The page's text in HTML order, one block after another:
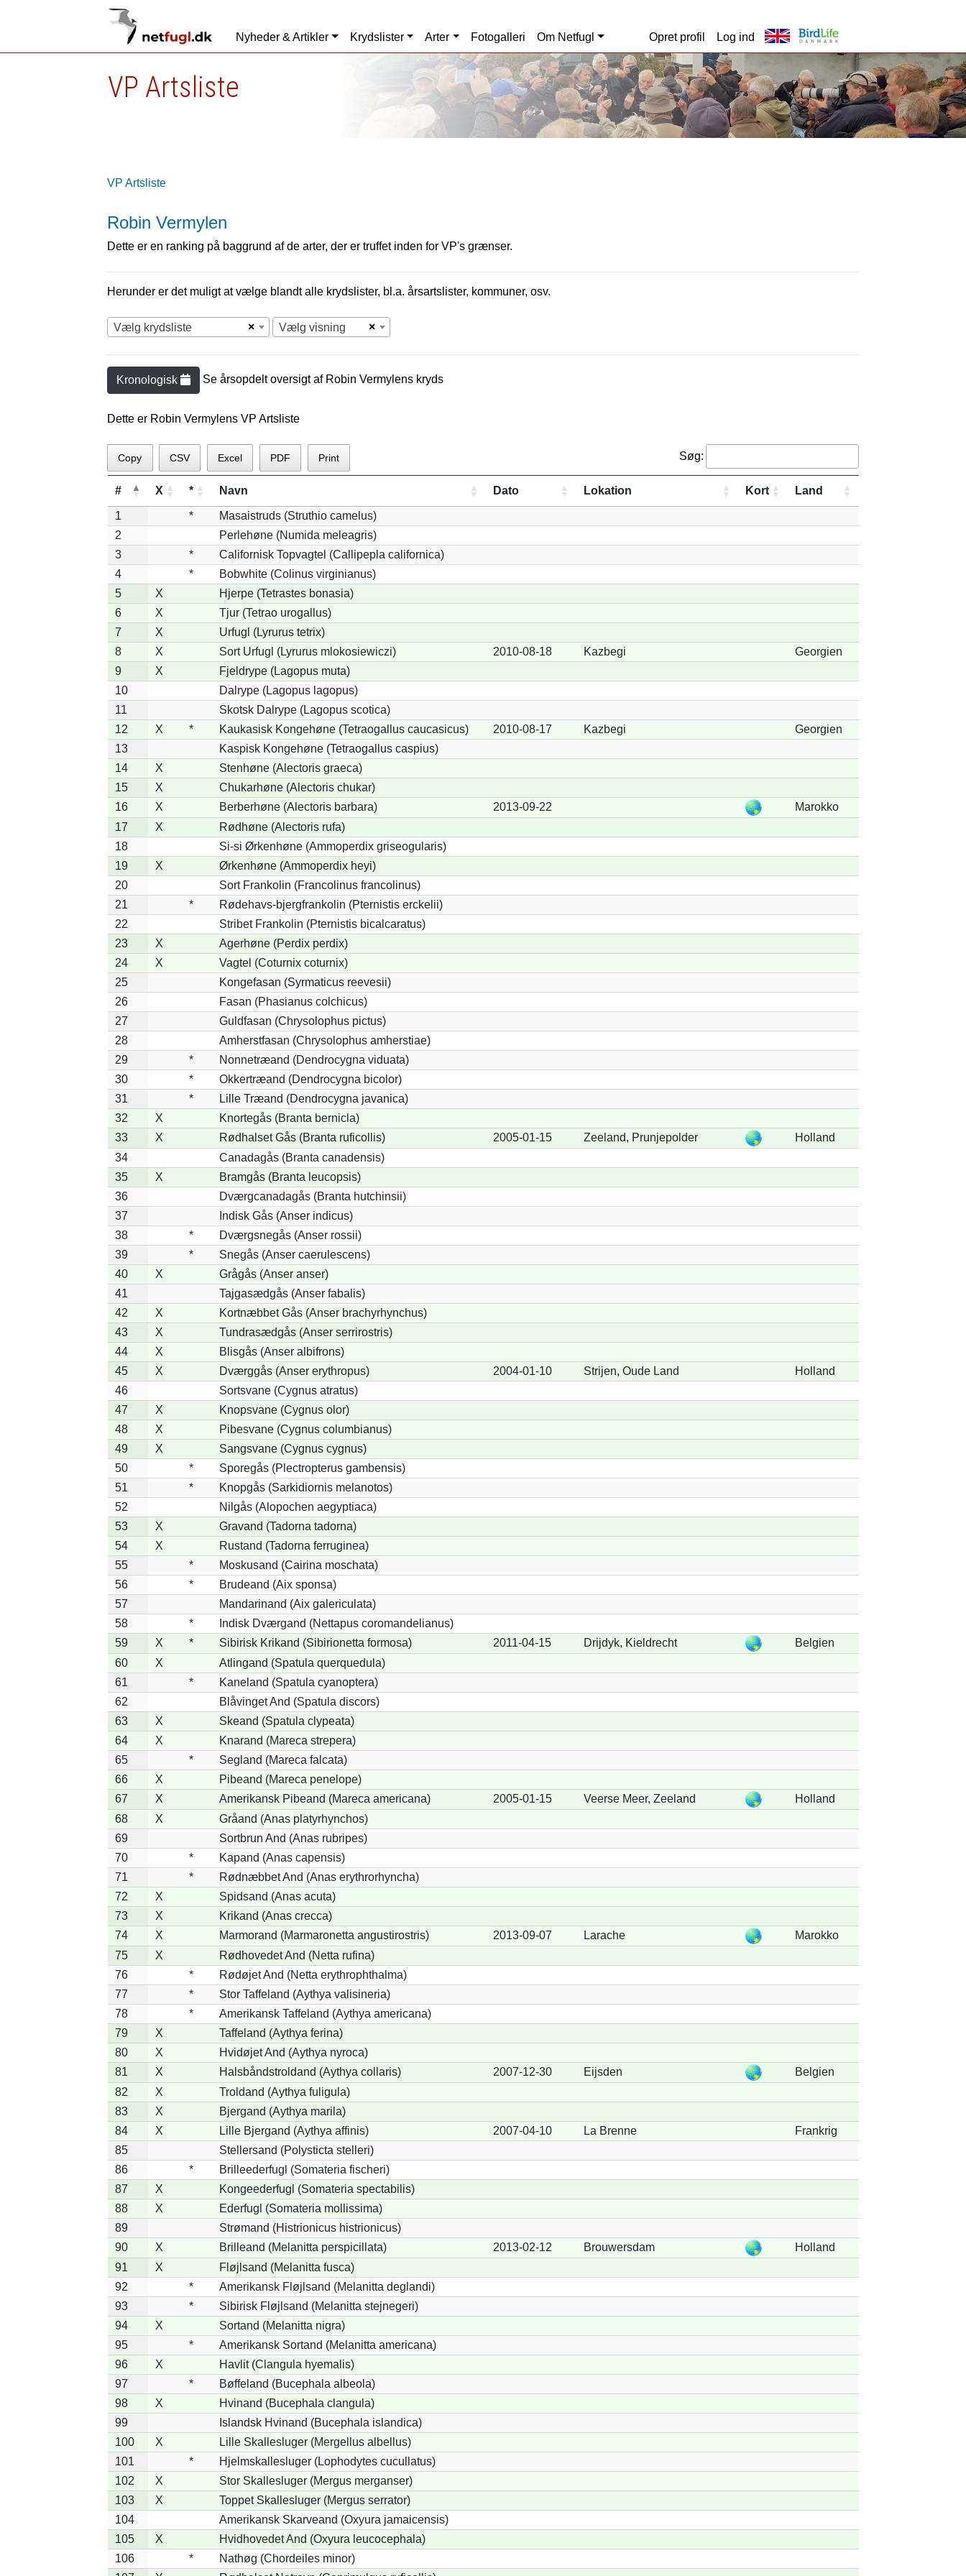
Nyheder & Artikler Krydslister Arter Fotogalleri Om Netfugl Opret profil Log ind
VP Artsliste
VP Artsliste
Robin Vermylen
Dette er en ranking på baggrund af de arter, der er truffet inden for VP's grænser.
Herunder er det muligt at vælge blandt alle krydslister, bl.a. årsartslister, kommuner, osv.
×
Vælg krydsliste ×
Vælg visning
Kronologisk Se årsopdelt oversigt af Robin Vermylens kryds
Dette er Robin Vermylens VP Artsliste
Copy CSV Excel PDF Print Søg:
# X * Navn Dato Lokation Kort Land
1 *
Masaistruds (Struthio camelus)
2
Perlehøne (Numida meleagris)
3
*
Californisk Topvagtel (Callipepla californica)
4
*
Bobwhite (Colinus virginianus)
5
X
Hjerpe (Tetrastes bonasia)
6
X
Tjur (Tetrao urogallus)
7
X
Urfugl (Lyrurus tetrix)
8
X Sort Urfugl (Lyrurus mlokosiewiczi) 2010-08-18 Kazbegi
Georgien
9
X
Fjeldrype (Lagopus muta)
10
Dalrype (Lagopus lagopus)
11
Skotsk Dalrype (Lagopus scotica)
12
X * Kaukasisk Kongehøne (Tetraogallus caucasicus) 2010-08-17 Kazbegi
Georgien
13
Kaspisk Kongehøne (Tetraogallus caspius)
14
X
Stenhøne (Alectoris graeca)
15
X
Chukarhøne (Alectoris chukar)
16
X Berberhøne (Alectoris barbara) 2013-09-22
Marokko
17
X
Rødhøne (Alectoris rufa)
18
Si-si Ørkenhøne (Ammoperdix griseogularis)
19
X
Ørkenhøne (Ammoperdix heyi)
20
Sort Frankolin (Francolinus francolinus)
21
*
Rødehavs-bjergfrankolin (Pternistis erckelii)
22
Stribet Frankolin (Pternistis bicalcaratus)
23
X
Agerhøne (Perdix perdix)
24
X
Vagtel (Coturnix coturnix)
25
Kongefasan (Syrmaticus reevesii)
26
Fasan (Phasianus colchicus)
27
Guldfasan (Chrysolophus pictus)
28
Amherstfasan (Chrysolophus amherstiae)
29
*
Nonnetræand (Dendrocygna viduata)
30
*
Okkertræand (Dendrocygna bicolor)
31
*
Lille Træand (Dendrocygna javanica)
32
X
Knortegås (Branta bernicla)
33
X Rødhalset Gås (Branta ruficollis) 2005-01-15 Zeeland, Prunjepolder
Holland
34
Canadagås (Branta canadensis)
35
X
Bramgås (Branta leucopsis)
36
Dværgcanadagås (Branta hutchinsii)
37
Indisk Gås (Anser indicus)
38
*
Dværgsnegås (Anser rossii)
39
*
Snegås (Anser caerulescens)
40
X
Grågås (Anser anser)
41
Tajgasædgås (Anser fabalis)
42
X
Kortnæbbet Gås (Anser brachyrhynchus)
43
X
Tundrasædgås (Anser serrirostris)
44
X
Blisgås (Anser albifrons)
45
X Dværggås (Anser erythropus) 2004-01-10 Strijen, Oude Land
Holland
46
Sortsvane (Cygnus atratus)
47
X
Knopsvane (Cygnus olor)
48
X
Pibesvane (Cygnus columbianus)
49
X
Sangsvane (Cygnus cygnus)
50
*
Sporegås (Plectropterus gambensis)
51
*
Knopgås (Sarkidiornis melanotos)
52
Nilgås (Alopochen aegyptiaca)
53
X
Gravand (Tadorna tadorna)
54
X
Rustand (Tadorna ferruginea)
55
*
Moskusand (Cairina moschata)
56
*
Brudeand (Aix sponsa)
57
Mandarinand (Aix galericulata)
58
*
Indisk Dværgand (Nettapus coromandelianus)
59
X * Sibirisk Krikand (Sibirionetta formosa) 2011-04-15 Drijdyk, Kieldrecht
Belgien
60
X
Atlingand (Spatula querquedula)
61
*
Kaneland (Spatula cyanoptera)
62
Blåvinget And (Spatula discors)
63
X
Skeand (Spatula clypeata)
64
X
Knarand (Mareca strepera)
65
*
Segland (Mareca falcata)
66
X
Pibeand (Mareca penelope)
67
X Amerikansk Pibeand (Mareca americana) 2005-01-15 Veerse Meer, Zeeland
Holland
68
X
Gråand (Anas platyrhynchos)
69
Sortbrun And (Anas rubripes)
70
*
Kapand (Anas capensis)
71
*
Rødnæbbet And (Anas erythrorhyncha)
72
X
Spidsand (Anas acuta)
73
X
Krikand (Anas crecca)
74
X Marmorand (Marmaronetta angustirostris) 2013-09-07 Larache
Marokko
75
X
Rødhovedet And (Netta rufina)
76
*
Rødøjet And (Netta erythrophthalma)
77
*
Stor Taffeland (Aythya valisineria)
78
*
Amerikansk Taffeland (Aythya americana)
79
X
Taffeland (Aythya ferina)
80
X
Hvidøjet And (Aythya nyroca)
81
X Halsbåndstroldand (Aythya collaris) 2007-12-30 Eijsden
Belgien
82
X
Troldand (Aythya fuligula)
83
X
Bjergand (Aythya marila)
84
X Lille Bjergand (Aythya affinis) 2007-04-10 La Brenne
Frankrig
85
Stellersand (Polysticta stelleri)
86
*
Brilleederfugl (Somateria fischeri)
87
X
Kongeederfugl (Somateria spectabilis)
88
X
Ederfugl (Somateria mollissima)
89
Strømand (Histrionicus histrionicus)
90
X Brilleand (Melanitta perspicillata) 2013-02-12 Brouwersdam
Holland
91
X
Fløjlsand (Melanitta fusca)
92
*
Amerikansk Fløjlsand (Melanitta deglandi)
93
*
Sibirisk Fløjlsand (Melanitta stejnegeri)
94
X
Sortand (Melanitta nigra)
95
*
Amerikansk Sortand (Melanitta americana)
96
X
Havlit (Clangula hyemalis)
97
*
Bøffeland (Bucephala albeola)
98
X
Hvinand (Bucephala clangula)
99
Islandsk Hvinand (Bucephala islandica)
100
X
Lille Skallesluger (Mergellus albellus)
101
*
Hjelmskallesluger (Lophodytes cucullatus)
102
X
Stor Skallesluger (Mergus merganser)
103
X
Toppet Skallesluger (Mergus serrator)
104
Amerikansk Skarveand (Oxyura jamaicensis)
105
X
Hvidhovedet And (Oxyura leucocephala)
106
*
Nathøg (Chordeiles minor)